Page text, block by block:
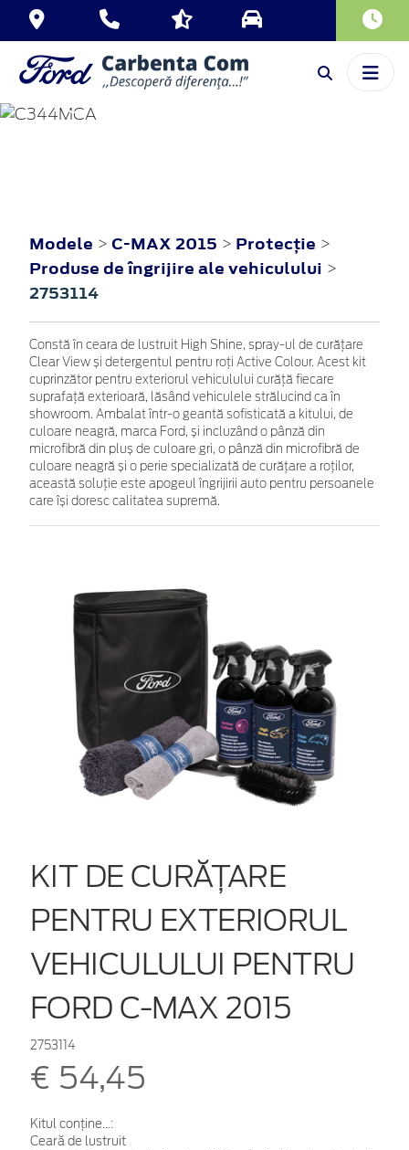
C-MAX
Modele > C-MAX 2015 > Protecţie >
Produse de îngrijire ale vehiculului >
2753114
Constă în ceara de lustruit High Shine, spray-ul de curățare
Clear View și detergentul pentru roți Active Colour. Acest kit
cuprinzător pentru exteriorul vehiculului curăță fiecare
suprafață exterioară, lăsând vehiculele strălucind ca în
showroom. Ambalat într-o geantă sofisticată a kitului, de
culoare neagră, marca Ford, și incluzând o pânză din
microfibră din pluș de culoare gri, o pânză din microfibră de
culoare neagră și o perie specializată de curățare a roților,
această soluție este apogeul îngrijirii auto pentru persoanele
care își doresc calitatea supremă.
KIT DE CURĂȚARE
PENTRU EXTERIORUL
VEHICULULUI PENTRU
FORD C-MAX 2015
2753114
€ 54,45
Kitul conține...:
Ceară de lustruit